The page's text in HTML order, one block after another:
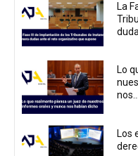
La
Lo
nos...
Los